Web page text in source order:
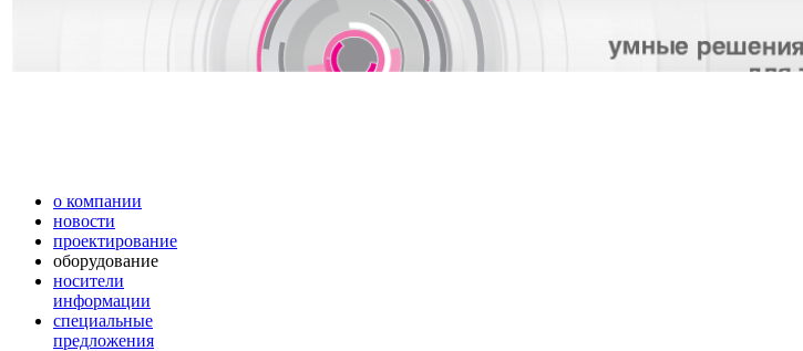
о компании
новости
проектирование
оборудование
носители
информации
специальные
предложения